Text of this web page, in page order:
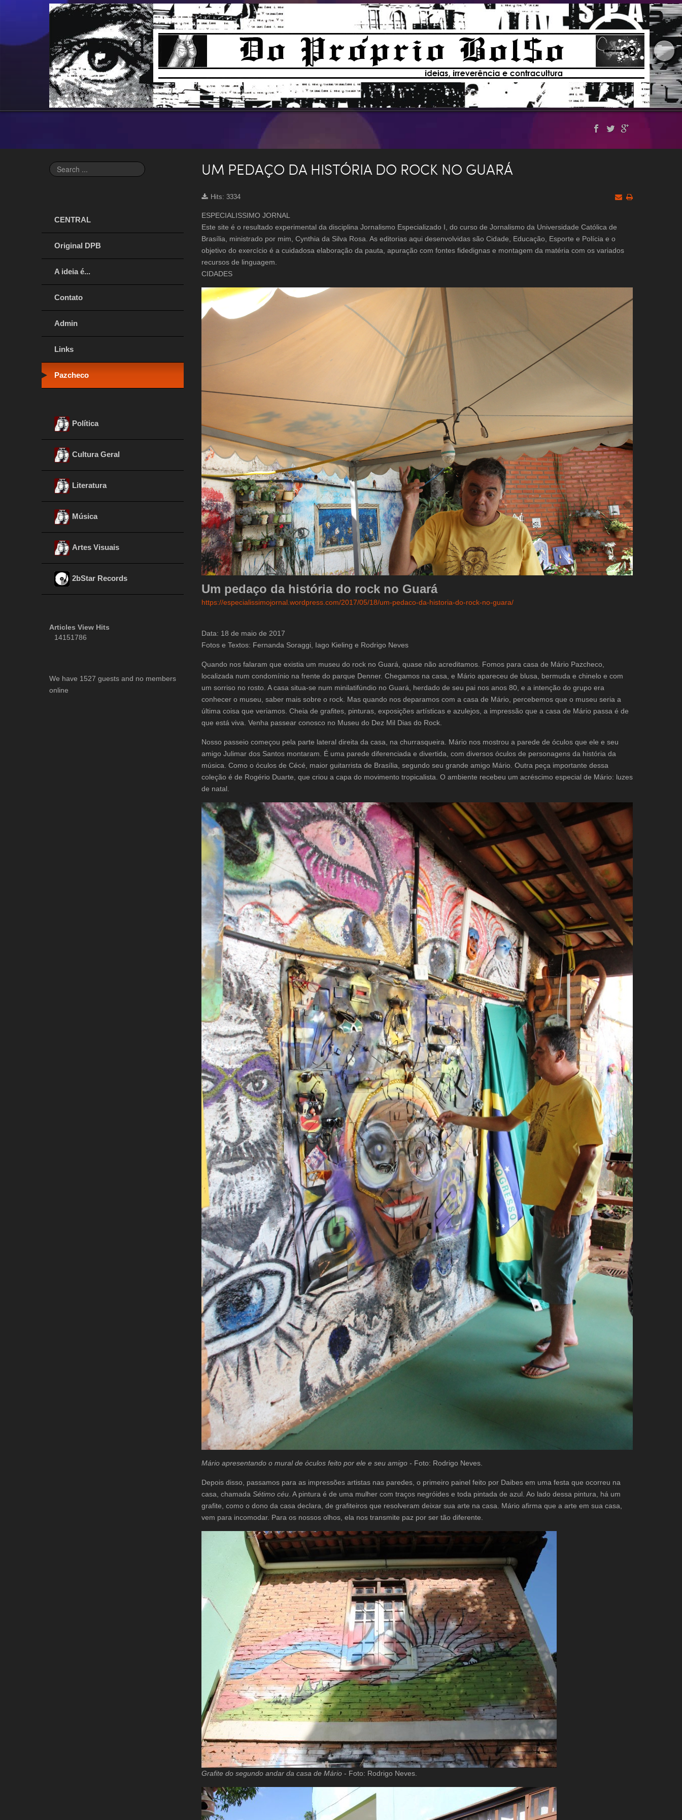
UM PEDAÇO DA HISTÓRIA DO ROCK NO GUARÁ
Hits: 3334
ESPECIALISSIMO JORNAL
Este site é o resultado experimental da disciplina Jornalismo Especializado I, do curso de Jornalismo da Universidade Católica de
Brasília, ministrado por mim, Cynthia da Silva Rosa. As editorias aqui desenvolvidas são Cidade, Educação, Esporte e Polícia e o
objetivo do exercício é a cuidadosa elaboração da pauta, apuração com fontes fidedignas e montagem da matéria com os variados
recursos de linguagem.
CIDADES
Um pedaço da história do rock no Guará
https://especialissimojornal.wordpress.com/2017/05/18/um-pedaco-da-historia-do-rock-no-guara/
Data: 18 de maio de 2017
Fotos e Textos: Fernanda Soraggi, Iago Kieling e Rodrigo Neves
Quando nos falaram que existia um museu do rock no Guará, quase não acreditamos. Fomos para casa de Mário Pazcheco,
localizada num condomínio na frente do parque Denner. Chegamos na casa, e Mário apareceu de blusa, bermuda e chinelo e com
um sorriso no rosto. A casa situa-se num minilatifúndio no Guará, herdado de seu pai nos anos 80, e a intenção do grupo era
conhecer o museu, saber mais sobre o rock. Mas quando nos deparamos com a casa de Mário, percebemos que o museu seria a
última coisa que veriamos. Cheia de grafites, pinturas, exposições artísticas e azulejos, a impressão que a casa de Mário passa é de
que está viva. Venha passear conosco no Museu do Dez Mil Dias do Rock.
Nosso passeio começou pela parte lateral direita da casa, na churrasqueira. Mário nos mostrou a parede de óculos que ele e seu
amigo Julimar dos Santos montaram. É uma parede diferenciada e divertida, com diversos óculos de personagens da história da
música. Como o óculos de Cécé, maior guitarrista de Brasília, segundo seu grande amigo Mário. Outra peça importante dessa
coleção é de Rogério Duarte, que criou a capa do movimento tropicalista. O ambiente recebeu um acréscimo especial de Mário: luzes
de natal.
Mário apresentando o mural de óculos feito por ele e seu amigo - Foto: Rodrigo Neves.
Depois disso, passamos para as impressões artistas nas paredes, o primeiro painel feito por Daibes em uma festa que ocorreu na
casa, chamada Sétimo céu . A pintura é de uma mulher com traços negróides e toda pintada de azul. Ao lado dessa pintura, há um
grafite, como o dono da casa declara, de grafiteiros que resolveram deixar sua arte na casa. Mário afirma que a arte em sua casa,
vem para incomodar. Para os nossos olhos, ela nos transmite paz por ser tão diferente.
Grafite do segundo andar da casa de Mário - Foto: Rodrigo Neves.
Search
...
CENTRAL
Original DPB
A ideia é...
Contato
Admin
Links
Pazcheco
Política
Cultura Geral
Literatura
Música
Artes Visuais
2bStar Records
Articles View Hits
14151786
We have 1527 guests and no members
online